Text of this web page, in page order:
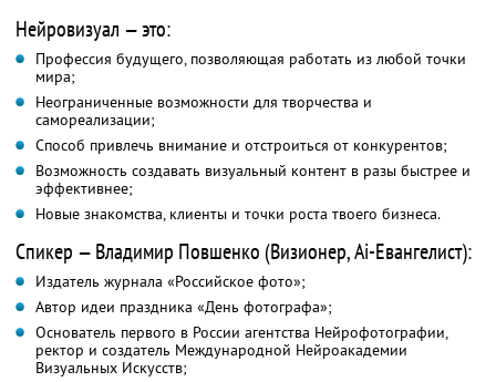
Нейровизуал — это:
Профессия будущего, позволяющая работать из любой точки
мира;
Неограниченные возможности для творчества и
самореализации;
Способ привлечь внимание и отстроиться от конкурентов;
Возможность создавать визуальный контент в разы быстрее и
эффективнее;
Новые знакомства, клиенты и точки роста твоего бизнеса.
Спикер — Владимир Повшенко (Визионер, Ai-Евангелист):
Издатель журнала «Российское фото»;
Автор идеи праздника «День фотографа»;
Основатель первого в России агентства Нейрофотографии,
ректор и создатель Международной Нейроакадемии
Визуальных Искусств;